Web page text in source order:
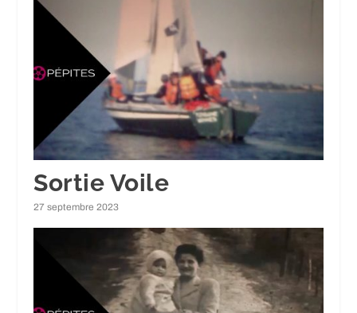
Sortie Voile
27 septembre 2023